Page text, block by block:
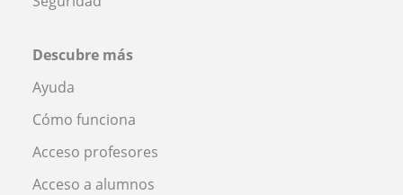
Descubre más
Ayuda
Cómo funciona
Acceso profesores
Acceso a alumnos